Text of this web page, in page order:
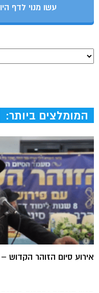
עשו מנוי לדף
המומלצים ביותר:
אירוע סיום הזוהר הקדוש